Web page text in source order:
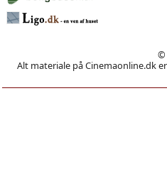
©
Alt materiale på Cinemaonline.dk